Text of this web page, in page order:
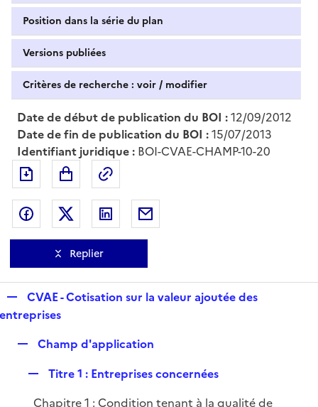
Position dans la série du plan
Versions publiées
Critères de recherche : voir / modifier
Date de début de publication du BOI :12/09/2012
Date de fin de publication du BOI :15/07/2013
Identifiant juridique : BOI-CVAE-CHAMP-10-20
Exporter le document au format pdf
Partager sur Facebook
Partager sur Twitter
Partager sur LinkedIn
Replier
e
l
CVAE - Cotisation sur la valeur ajoutée des
entreprises
p
Champ d'application
Titre 1 : Entreprises concernées
Chapitre 1 : Condition tenant à la qualité de